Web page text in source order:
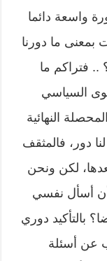
واسعة دائما
بمعنى ما دورنا
.. فتراكم ما
السياسي
النهائية
دور، فالمثقف
لكن ونحن
أسأل نفسي
بالتأكيد دوري
عن أسئلة